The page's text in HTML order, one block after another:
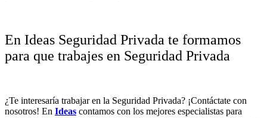
En Ideas Seguridad Privada te formamos
para que trabajes en Seguridad Privada
¿Te interesaría trabajar en la Seguridad Privada? ¡Contáctate con
nosotros! En Ideas contamos con los mejores especialistas para